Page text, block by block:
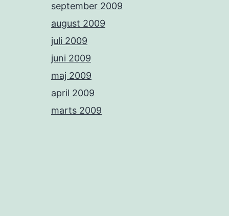
september 2009
august 2009
juli 2009
juni 2009
maj 2009
april 2009
marts 2009